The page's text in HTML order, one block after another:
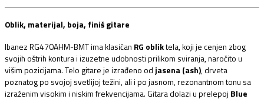
Oblik, materijal, boja, finiš gitare
Ibanez RG470AHM-BMT ima klasičan RG obliktela, koji je cenjen zbog
svojih oštrih kontura i izuzetne udobnosti prilikom sviranja, naročito u
višim pozicijama. Telo gitare je izrađeno od jasena (ash), drveta
poznatog po svojoj svetlijoj težini, ali i po jasnom, rezonantnom tonu sa
izraženim visokim i niskim frekvencijama. Gitara dolazi u prelepoj Blue